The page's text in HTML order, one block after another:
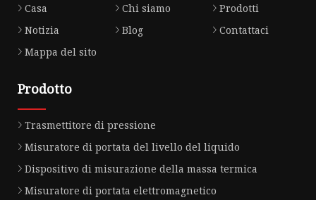
Casa Chi siamo
Prodotti
Notizia
Blog
Contattaci
Mappa del sito
Prodotto
Trasmettitore di pressione
Misuratore di portata del livello del liquido
Dispositivo di misurazione della massa termica
Misuratore di portata elettromagnetico